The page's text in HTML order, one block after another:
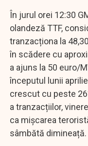
În jurul orei 12:30
olandeză TTF,
tranzacționa la
în scădere cu
a ajuns la 50 euro/
începutul lunii
crescut cu peste
a tranzacțiilor,
ca mișcarea
sâmbătă dimineață.